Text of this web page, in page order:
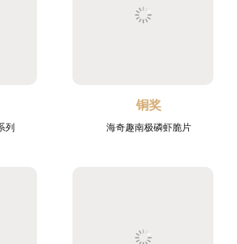
列
铜奖
海奇趣南极磷虾脆片